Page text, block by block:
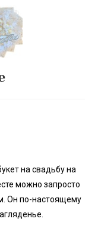
на свадьбу на
можно запросто
Он по-настоящему